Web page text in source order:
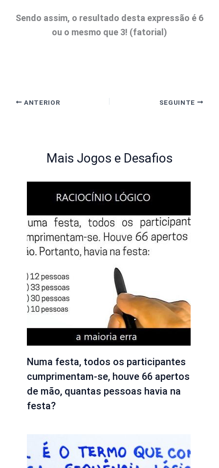
Sendo assim, o resultado desta expressão é 6
ou o mesmo que 3! (fatorial)
ANTERIOR SEGUINTE
Mais Jogos e Desafios
Numa festa, todos os participantes
cumprimentam-se, houve 66 apertos
de mão, quantas pessoas havia na
festa?